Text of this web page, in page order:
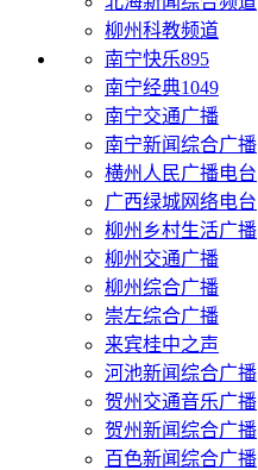
柳州科教频道
南宁快乐895
南宁经典1049
南宁交通广播
南宁新闻综合广播
横州人民广播电台
广西绿城网络电台
柳州乡村生活广播
柳州交通广播
柳州综合广播
崇左综合广播
来宾桂中之声
河池新闻综合广播
贺州交通音乐广播
贺州新闻综合广播
百色新闻综合广播